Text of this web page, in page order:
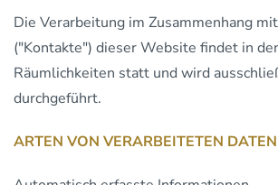
Die Verarbeitung im Zusammenhang
("Kontakte") dieser Website findet in
Räumlichkeiten statt und wird
durchgeführt.
ARTEN VON VERARBEITETEN DATEN